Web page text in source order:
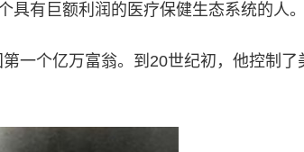
具有巨额利润的医疗保健生态系统的人
一个亿万富翁。到20世纪初，他控制了